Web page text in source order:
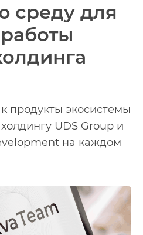
среду для
продукты экосистемы
UDS Group и
на каждом